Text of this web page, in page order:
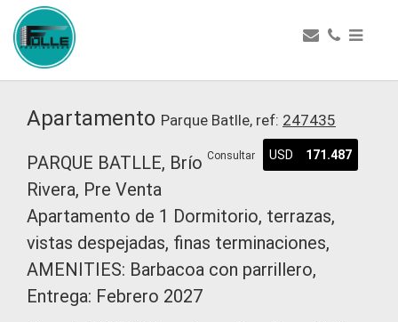
Apartamento Parque Batlle, ref: 247435
Consultar USD 171.487
PARQUE BATLLE, Brío
Rivera, Pre Venta
Apartamento de 1 Dormitorio, terrazas,
vistas despejadas, finas terminaciones,
AMENITIES: Barbacoa con parrillero,
Entrega: Febrero 2027